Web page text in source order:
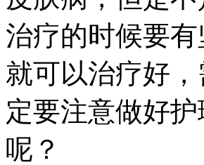
治疗的时候要
就可以治疗好
定要注意做好
呢？